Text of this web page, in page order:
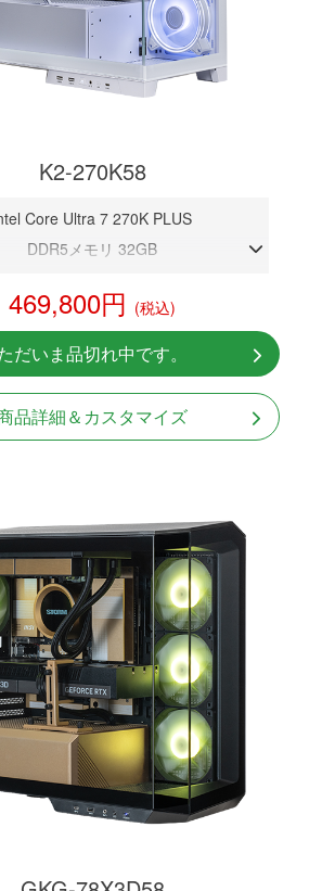
K2-270K58
Core Ultra 7 270K PLUS
DDR5メモリ 32GB
NVMeSSD 1TB
無線LAN Bluetooth対応
Windows11 Home 64bit
469,800円 (税込)
だいま品切れ中です。
品詳細＆カスタマイズ